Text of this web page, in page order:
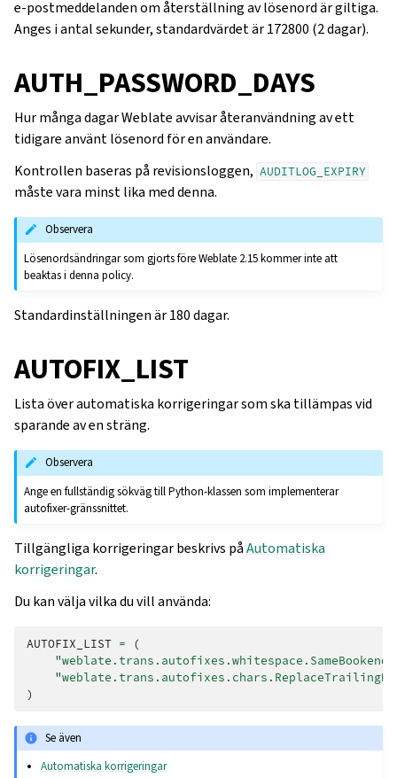
e-postmeddelanden om återställning av lösenord är giltiga.
Anges i antal sekunder, standardvärdet är 172800 (2 dagar).
AUTH_PASSWORD_DAYS
Hur många dagar Weblate avvisar återanvändning av ett
tidigare använt lösenord för en användare.
Kontrollen baseras på revisionsloggen, AUDITLOG_EXPIRY
måste vara minst lika med denna.
Observera
Lösenordsändringar som gjorts före Weblate 2.15 kommer inte att
beaktas i denna policy.
Standardinställningen är 180 dagar.
AUTOFIX_LIST
Lista över automatiska korrigeringar som ska tillämpas vid
sparande av en sträng.
Observera
Ange en fullständig sökväg till Python-klassen som implementerar
autofixer-gränssnittet.
Tillgängliga korrigeringar beskrivs påAutomatiska
korrigeringar.
Du kan välja vilka du vill använda:
AUTOFIX_LIST =
(
)
Se även
Automatiska korrigeringar